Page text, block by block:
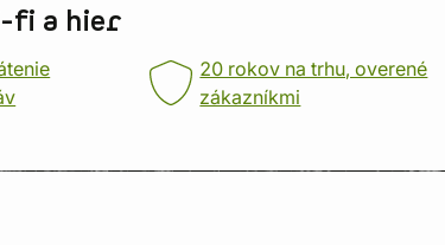
fi a hier
20 rokov na trhu, overené
zákazníkmi